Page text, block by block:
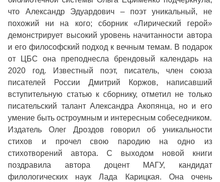
что Александр Эдуардович – поэт уникальный, не
похожий ни на кого; сборник «Лирический герой»
демонстрирует высокий уровень начитанности автора
и его философский подход к вечным темам. В подарок
от ЦБС она преподнесла брендовый календарь на
2020 год. Известный поэт, писатель, член союза
писателей России Дмитрий Коржов, написавший
вступительную статью к сборнику, отметил не только
писательский талант Александра Акопянца, но и его
умение быть остроумным и интересным собеседником.
Издатель Олег Дроздов говорил об уникальности
стихов и прочел свою пародию на одно из
стихотворений автора. С выходом новой книги
поздравила автора доцент МАГУ, кандидат
филологических наук Лада Карицкая. Она очень